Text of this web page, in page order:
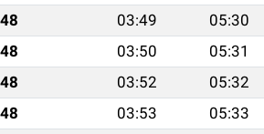
03:49 05:30
03:50 05:31
03:52 05:32
03:53 05:33